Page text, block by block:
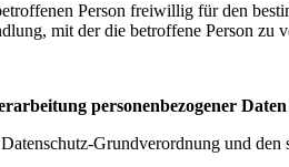
Person freiwillig für den
mit der die betroffene Person zu
personenbezogener Daten
Grundverordnung und den